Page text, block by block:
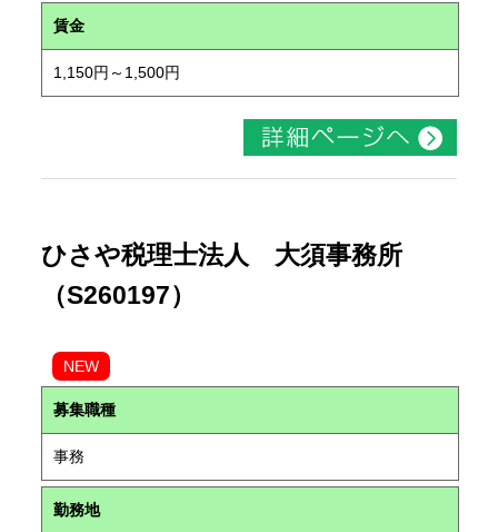
賃金
1,150円～1,500円
ひさや税理士法人 大須事務所
（S260197）
NEW
募集職種
事務
勤務地